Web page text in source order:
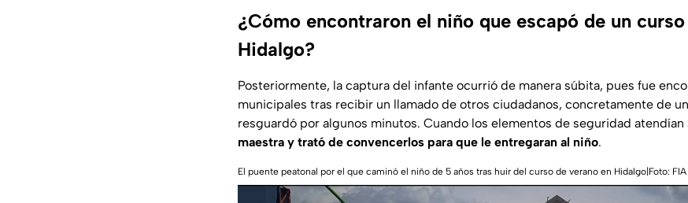
¿Cómo encontraron el niño que escapó de un
Hidalgo?
Posteriormente, la captura del infante ocurrió de manera súbita, pues fue
municipales tras recibir un llamado de otros ciudadanos, concretamente de
resguardó por algunos minutos. Cuando los elementos de seguridad atendían
maestra y trató de convencerlos para que le entregaran al niño.
El puente peatonal por el que caminó el niño de 5 años tras huir del curso de verano en Hidalgo| Foto: FIA